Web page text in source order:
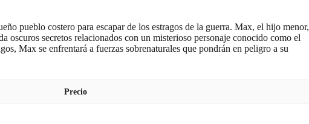
pueblo costero para escapar de los estragos de la guerra. Max, el hijo menor,
oscuros secretos relacionados con un misterioso personaje conocido como el
Max se enfrentará a fuerzas sobrenaturales que pondrán en peligro a su
Precio